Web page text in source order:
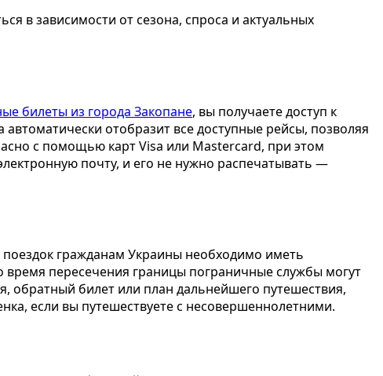
в зависимости от сезона, спроса и актуальных
билеты из города Закопане, вы получаете доступ к
отобразит все доступные рейсы, позволяя
с помощью карт Visa или Mastercard, при этом
почту, и его не нужно распечатывать —
гражданам Украины необходимо иметь
пересечения границы пограничные службы могут
обратный билет или план дальнейшего путешествия,
если вы путешествуете с несовершеннолетними.